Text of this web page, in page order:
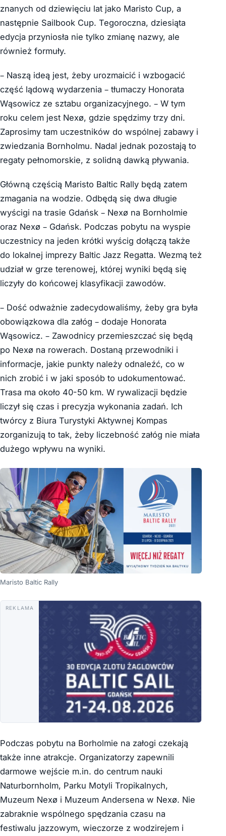
znanych od dziewięciu lat jako Maristo Cup, a
następnie Sailbook Cup. Tegoroczna, dziesiąta
edycja przyniosła nie tylko zmianę nazwy, ale
również formuły.
– Naszą ideą jest, żeby urozmaicić i wzbogacić
część lądową wydarzenia – tłumaczy Honorata
Wąsowicz ze sztabu organizacyjnego. – W tym
roku celem jest Nexø, gdzie spędzimy trzy dni.
Zaprosimy tam uczestników do wspólnej zabawy i
zwiedzania Bornholmu. Nadal jednak pozostają to
regaty pełnomorskie, z solidną dawką pływania.
Główną częścią Maristo Baltic Rally będą zatem
zmagania na wodzie. Odbędą się dwa długie
wyścigi na trasie Gdańsk – Nexø na Bornholmie
oraz Nexø – Gdańsk. Podczas pobytu na wyspie
uczestnicy na jeden krótki wyścig dołączą także
do lokalnej imprezy Baltic Jazz Regatta. Wezmą też
udział w grze terenowej, której wyniki będą się
liczyły do końcowej klasyfikacji zawodów.
– Dość odważnie zadecydowaliśmy, żeby gra była
obowiązkowa dla załóg – dodaje Honorata
Wąsowicz. – Zawodnicy przemieszczać się będą
po Nexø na rowerach. Dostaną przewodniki i
informacje, jakie punkty należy odnaleźć, co w
nich zrobić i w jaki sposób to udokumentować.
Trasa ma około 40-50 km. W rywalizacji będzie
liczył się czas i precyzja wykonania zadań. Ich
twórcy z Biura Turystyki Aktywnej Kompas
zorganizują to tak, żeby liczebność załóg nie miała
dużego wpływu na wyniki.
Maristo Baltic Rally
REKLAMA
Podczas pobytu na Borholmie na załogi czekają
także inne atrakcje. Organizatorzy zapewnili
darmowe wejście m.in. do centrum nauki
Naturbornholm, Parku Motyli Tropikalnych,
Muzeum Nexø i Muzeum Andersena w Nexø. Nie
zabraknie wspólnego spędzania czasu na
festiwalu jazzowym, wieczorze z wodzirejem i